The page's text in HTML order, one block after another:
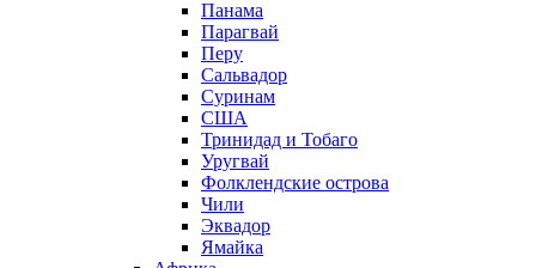
Панама
Парагвай
Перу
Сальвадор
Суринам
США
Тринидад и Тобаго
Уругвай
Фолклендские острова
Чили
Эквадор
Ямайка